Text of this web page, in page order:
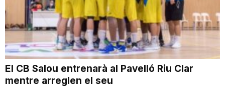
i
u
El CB Salou entrenarà al Pavelló Riu Clar
mentre arreglen el seu